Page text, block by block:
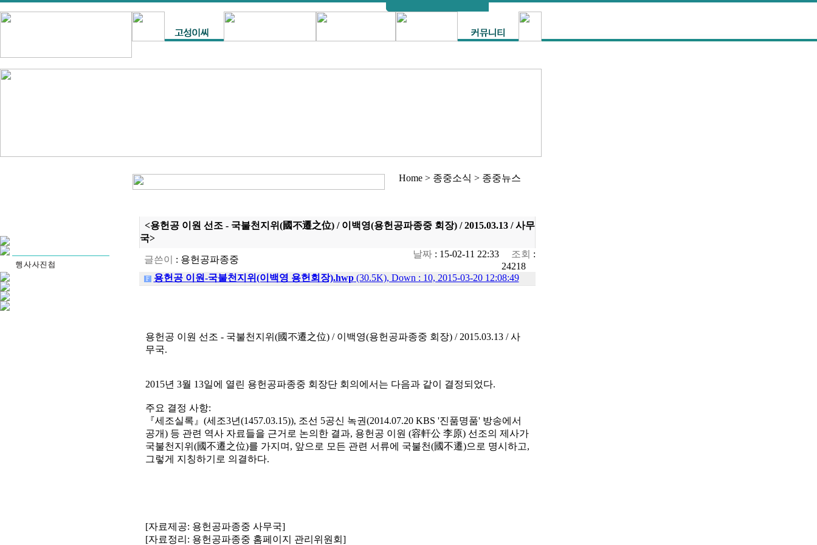
Home > 종중소식 > 종중뉴스
<용헌공 이원 선조 - 국불천지위(國不遷之位) / 이백영(용헌공파종중 회장) / 2015.03.13 / 사무
국>
글쓴이 : 용헌공파종중
날짜: 15-02-11 22:33 조회 :
24218
F 용헌공 이원-국불천지위(이백영 용헌회장).hwp(30.5K), Down : 10, 2015-03-20 12:08:49
용헌공 이원 선조 - 국불천지위(國不遷之位) / 이백영(용헌공파종중 회장) / 2015.03.13 / 사
무국.
2015년 3월 13일에 열린 용헌공파종중 회장단 회의에서는 다음과 같이 결정되었다.
주요 결정 사항:
『세조실록』(세조3년(1457.03.15)), 조선 5공신 녹권(2014.07.20 KBS '진품명품' 방송에서
공개) 등 관련 역사 자료들을 근거로 논의한 결과, 용헌공 이원 (容軒公 李原) 선조의 제사가
국불천지위(國不遷之位)를 가지며, 앞으로 모든 관련 서류에 국불천(國不遷)으로 명시하고,
그렇게 지칭하기로 의결하다.
[자료제공: 용헌공파종중 사무국]
[자료정리: 용헌공파종중 홈페이지 관리위원회]